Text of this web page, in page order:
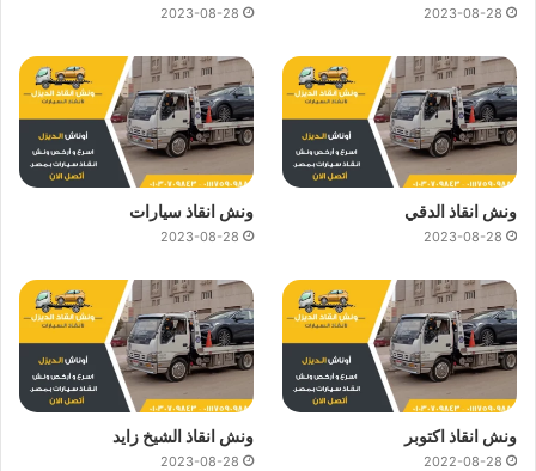
2023-08-28
2023-08-28
ونش انقاذ الدقي
2023-08-28
ونش انقاذ سيارات
2023-08-28
ونش انقاذ اكتوبر
2022-08-28
ونش انقاذ الشيخ زايد
2023-08-28